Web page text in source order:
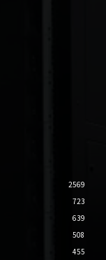
2569
723
639
508
455